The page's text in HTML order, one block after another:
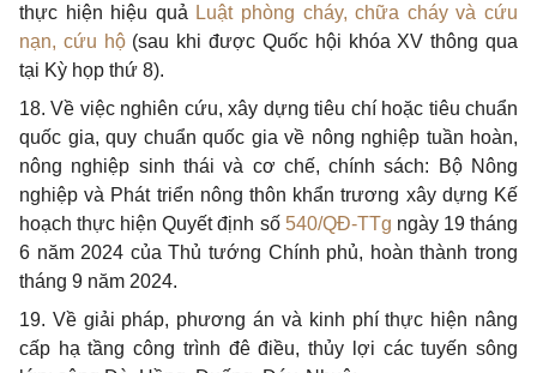
thực hiện hiệu quả Luật phòng cháy, chữa cháy và cứu
nạn, cứu hộ(sau khi được Quốc hội khóa XV thông qua
tại Kỳ họp thứ 8).
18. Về việc nghiên cứu, xây dựng tiêu chí hoặc tiêu chuẩn
quốc gia, quy chuẩn quốc gia về nông nghiệp tuần hoàn,
nông nghiệp sinh thái và cơ chế, chính sách: Bộ Nông
nghiệp và Phát triển nông thôn khẩn trương xây dựng Kế
hoạch thực hiện Quyết định số 540/QĐ-TTg ngày 19 tháng
6 năm 2024 của Thủ tướng Chính phủ, hoàn thành trong
tháng 9 năm 2024.
19. Về giải pháp, phương án và kinh phí thực hiện nâng
cấp hạ tầng công trình đê điều, thủy lợi các tuyến sông